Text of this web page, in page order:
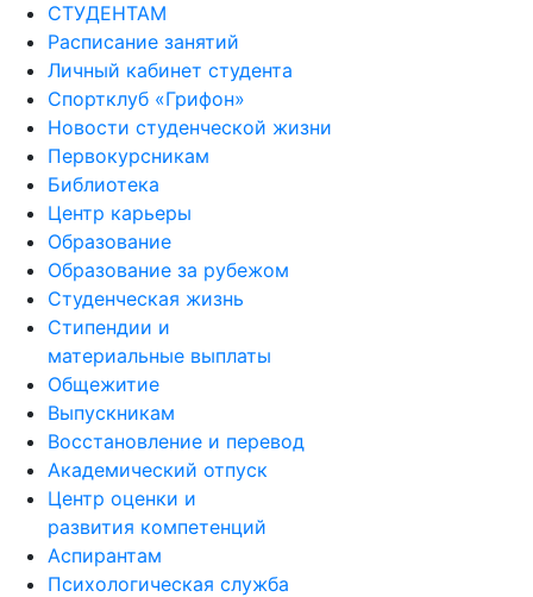
СТУДЕНТАМ
Расписание занятий
Личный кабинет студента
Спортклуб «Грифон»
Новости студенческой жизни
Первокурсникам
Библиотека
Центр карьеры
Образование
Образование за рубежом
Студенческая жизнь
Стипендии и
материальные выплаты
Общежитие
Выпускникам
Восстановление и перевод
Академический отпуск
Центр оценки и
развития компетенций
Аспирантам
Психологическая служба